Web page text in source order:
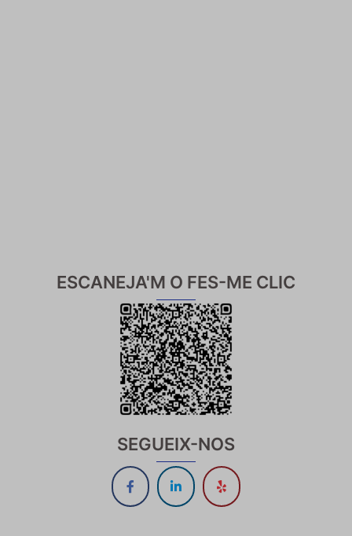
ESCANEJA'M O FES-ME CLIC
SEGUEIX-NOS